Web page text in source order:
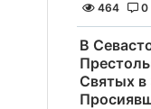
464 0
В
Святых в